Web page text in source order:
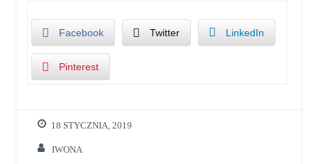
Facebook Twitter LinkedIn
Pinterest
18 STYCZNIA, 2019
IWONA